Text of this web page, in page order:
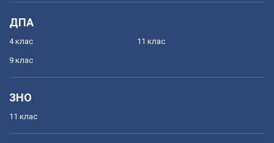
ДПА
4 клас
9 клас
11 клас
ЗНО
11 клас